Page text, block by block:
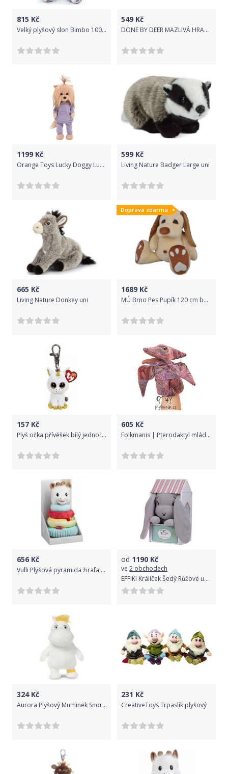
815 Kč
Velký plyšový slon Bimbo 100 cm
549 Kč
DONE BY DEER MAZLIVÁ HRAČKA ZEBEE - ČERNÉ PROUŽKY
1199 Kč
Orange Toys Lucky Doggy Lucky Yoyo Blueberry Ice Cream Yoyo s tělíčkem s kostřičkou LD2/080
599 Kč
Living Nature Badger Large uni
665 Kč
Living Nature Donkey uni
Doprava zdarma
1689 Kč
MÚ Brno Pes Pupík 120 cm béžový
157 Kč
Plyš očka přívěšek bílý jednorožec
605 Kč
Folkmanis | Pterodaktyl mládě plyšový
656 Kč
Vulli Plyšová pyramida žirafa Sophie
od 1190 Kč
ve 2 obchodech
EFFIKI Králíček Šedý Růžové uši s domečkem
324Kč
Aurora Plyšový Muminek Snorkmaiden - Moomin 16,5 cm
231 Kč
CreativeToys Trpaslík plyšový